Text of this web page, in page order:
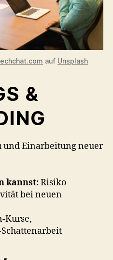
auf Unsplash
&
und Einarbeitung neuer
kannst:Risiko
bei neuen
Kurse,